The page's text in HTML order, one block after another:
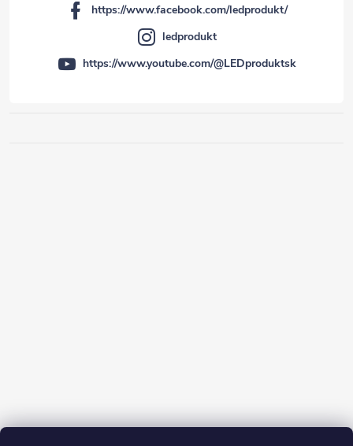
https://www.facebook.com/ledprodukt/
ledprodukt
https://www.youtube.com/@LEDproduktsk